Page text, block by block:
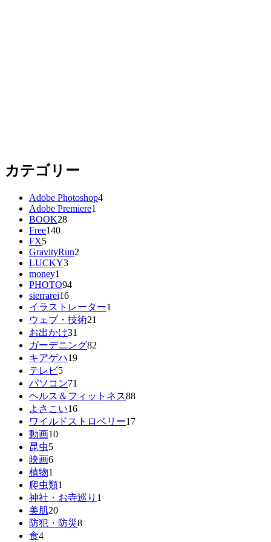
カテゴリー
Adobe Photoshop4
Adobe Premiere1
BOOK28
Free140
FX5
GravityRun2
LUCKY3
money1
PHOTO94
sierrarei16
イラストレーター1
ウェブ・技術21
お出かけ31
ガーデニング82
キアゲハ19
テレビ5
パソコン71
ヘルス＆フィットネス88
よさこい16
ワイルドストロベリー17
動画10
昆虫5
映画6
植物1
爬虫類1
神社・お寺巡り 1
美肌20
防犯・防災8
食4